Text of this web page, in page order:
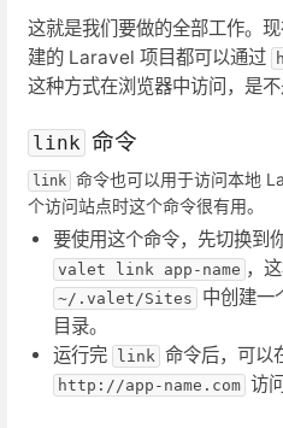
这就是我们要做的全部工作。
建的 Laravel 项目都可以通过
这种方式在浏览器中访问，是不
link 命令
link 命令也可以用于访问本地
个访问站点时这个命令很有用。
要使用这个命令，先切换到
valet link app-name ，
~/.valet/Sites
中创建一
目录。
运行完 link 命令后，可以
http://app-name.com 访